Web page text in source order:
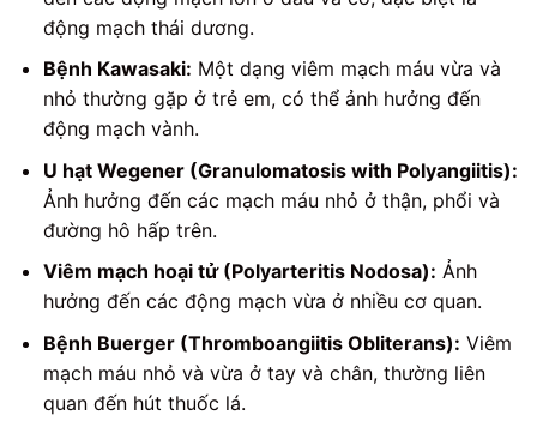
động mạch thái dương.
Bệnh Kawasaki: Một dạng viêm mạch máu vừa và
nhỏ thường gặp ở trẻ em, có thể ảnh hưởng đến
động mạch vành.
U hạt Wegener (Granulomatosis with Polyangiitis):
Ảnh hưởng đến các mạch máu nhỏ ở thận, phổi và
đường hô hấp trên.
Viêm mạch hoại tử (Polyarteritis Nodosa): Ảnh
hưởng đến các động mạch vừa ở nhiều cơ quan.
Bệnh Buerger (Thromboangiitis Obliterans): Viêm
mạch máu nhỏ và vừa ở tay và chân, thường liên
quan đến hút thuốc lá.